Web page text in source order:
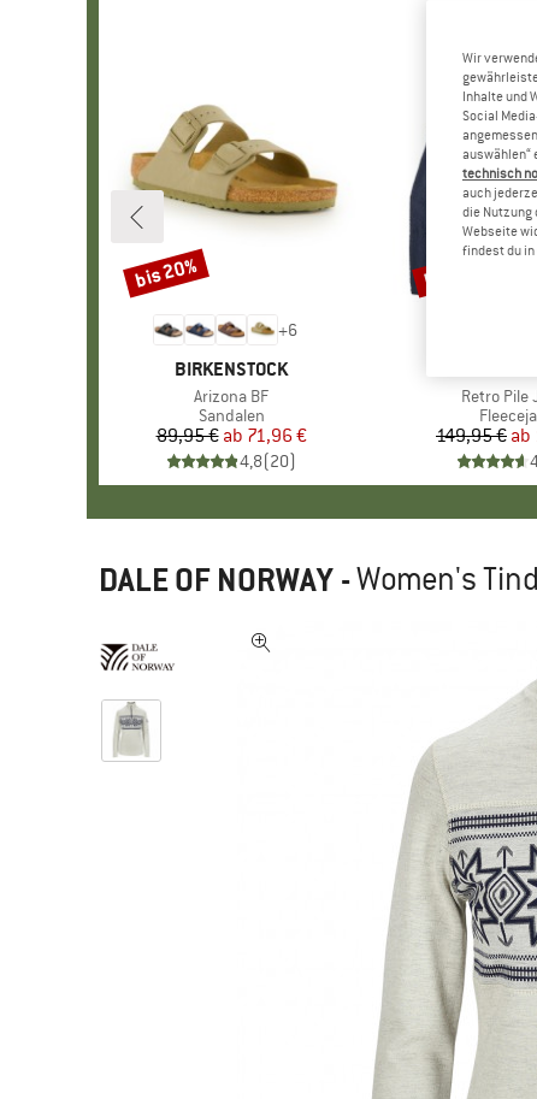
+6
MARKE
BIRKENSTOCK
Artikel
Arizona BF
Produktgruppe
Sandalen
Preis
89,95 € reduzierter Preis
ab 71,96 €
4,8(20)
Rabatt
bis 20%
Artikel
Retro Pile
149,95 € ab
Rabatt
bis 32%
DALE OF NORWAY -Women's
Wir
Inhalte und
Social
auswählen“
technisch
auch
die Nutzung
Webseite
findest du